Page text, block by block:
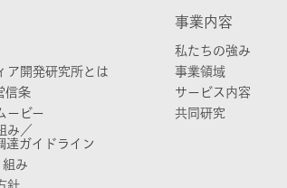
ア開発研究所とは
信条
ービー
み／
達ガイドライン
み
針
事業内容
私たちの強み
事業領域
サービス内容
共同研究